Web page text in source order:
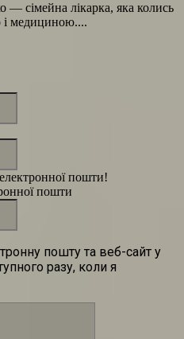
— сімейна лікарка, яка колись
і медициною....
пошти!
пошти
пошту та веб-сайт у
разу, коли я